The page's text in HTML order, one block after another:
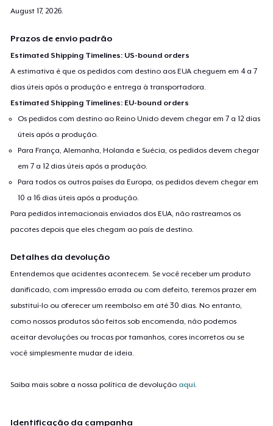
August 17, 2026.
Prazos de envio padrão
Estimated Shipping Timelines: US-bound orders
A estimativa é que os pedidos com destino aos EUA cheguem em 4 a 7
dias úteis após a produção e entrega à transportadora.
Estimated Shipping Timelines: EU-bound orders
Os pedidos com destino ao Reino Unido devem chegar em 7 a 12 dias
úteis após a produção.
Para França, Alemanha, Holanda e Suécia, os pedidos devem chegar
em 7 a 12 dias úteis após a produção.
Para todos os outros países da Europa, os pedidos devem chegar em
10 a 16 dias úteis após a produção.
Para pedidos internacionais enviados dos EUA, não rastreamos os
pacotes depois que eles chegam ao país de destino.
Detalhes da devolução
Entendemos que acidentes acontecem. Se você receber um produto
danificado, com impressão errada ou com defeito, teremos prazer em
substituí-lo ou oferecer um reembolso em até 30 dias. No entanto,
como nossos produtos são feitos sob encomenda, não podemos
aceitar devoluções ou trocas por tamanhos, cores incorretos ou se
você simplesmente mudar de ideia.
Saiba mais sobre a nossa política de devolução aqui.
Identificação da campanha